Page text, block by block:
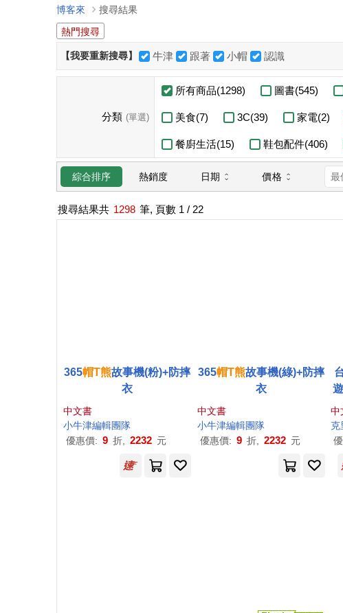
博客來
搜尋結果
熱門搜尋
【我要重新搜尋】 牛津 跟著 小帽 認識
分類 (單選)
所有商品(1298) 圖書(545)
美食(7) 3C(39) 家電(2)
餐廚生活(15) 鞋包配件(406)
綜合排序 熱銷度 日期 價格
搜尋結果共 1298 筆, 頁數 1 / 22
365帽T熊故事機(粉)+防摔
衣
中文書
小牛津編輯團隊
優惠價: 9 折, 2232 元
365帽T熊故事機(綠)+防摔
衣
中文書
小牛津編輯團隊
優惠價: 9 折, 2232 元
中
克